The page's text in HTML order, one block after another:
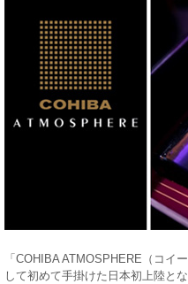
「COHIBA ATMOSPHERE（コイ
して初めて手掛けた日本初上陸と